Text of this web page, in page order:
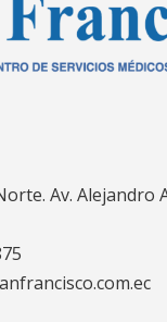
Av. Alejandro